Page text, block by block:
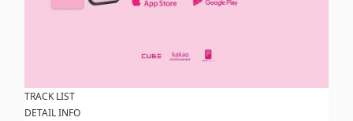
TRACK LIST
DETAIL INFO